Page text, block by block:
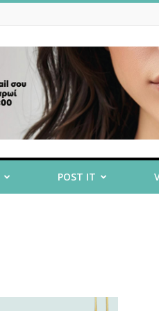
POST IT